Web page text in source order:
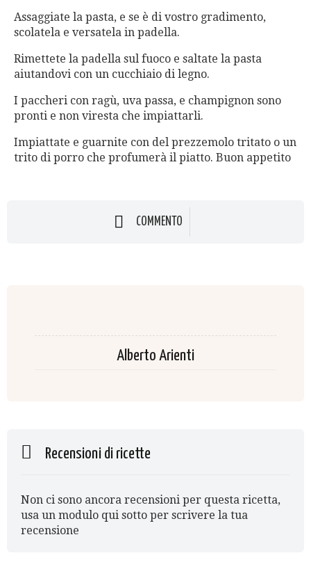
Assaggiate la pasta, e se è di vostro gradimento,
scolatela e versatela in padella.
Rimettete la padella sul fuoco e saltate la pasta
aiutandovi con un cucchiaio di legno.
I paccheri con ragù, uva passa, e champignon sono
pronti e non viresta che impiattarli.
Impiattate e guarnite con del prezzemolo tritato o un
trito di porro che profumerà il piatto. Buon appetito
COMMENTO
Alberto Arienti
Recensioni di ricette
Non ci sono ancora recensioni per questa ricetta,
usa un modulo qui sotto per scrivere la tua
recensione